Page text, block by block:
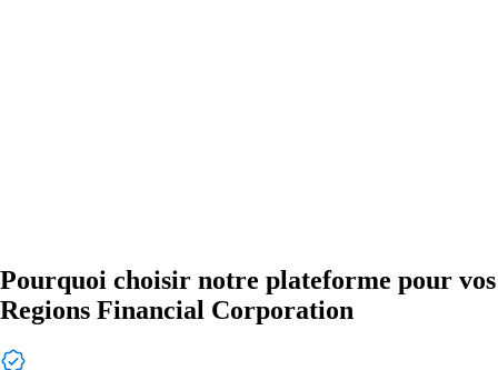
Pourquoi choisir notre plateforme pour vos
Regions Financial Corporation